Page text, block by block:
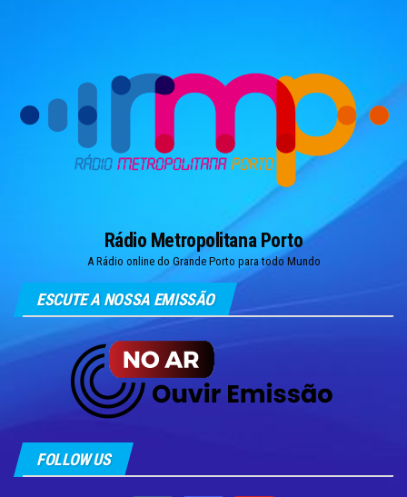
Rádio Metropolitana Porto
A Rádio online do Grande Porto para todo Mundo
ESCUTE A NOSSA EMISSÃO
FOLLOW US